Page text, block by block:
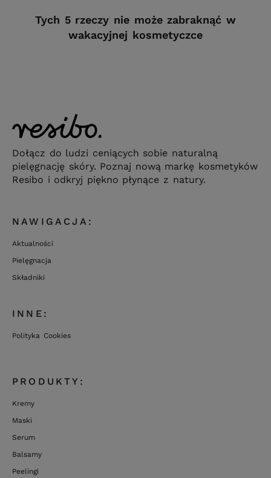
Tych 5 rzeczy nie może zabraknąć w
wakacyjnej kosmetyczce
Dołącz do ludzi ceniących sobie naturalną
pielęgnację skóry. Poznaj nową markę kosmetyków
Resibo i odkryj piękno płynące z natury.
NAWIGACJA:
Aktualności
Pielęgnacja
Składniki
INNE:
Polityka Cookies
PRODUKTY:
Kremy
Maski
Serum
Balsamy
Peelingi